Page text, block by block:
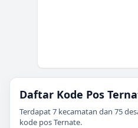
Daftar Kode Pos
Terdapat7 kecamatan dan 75
kode posTernate.